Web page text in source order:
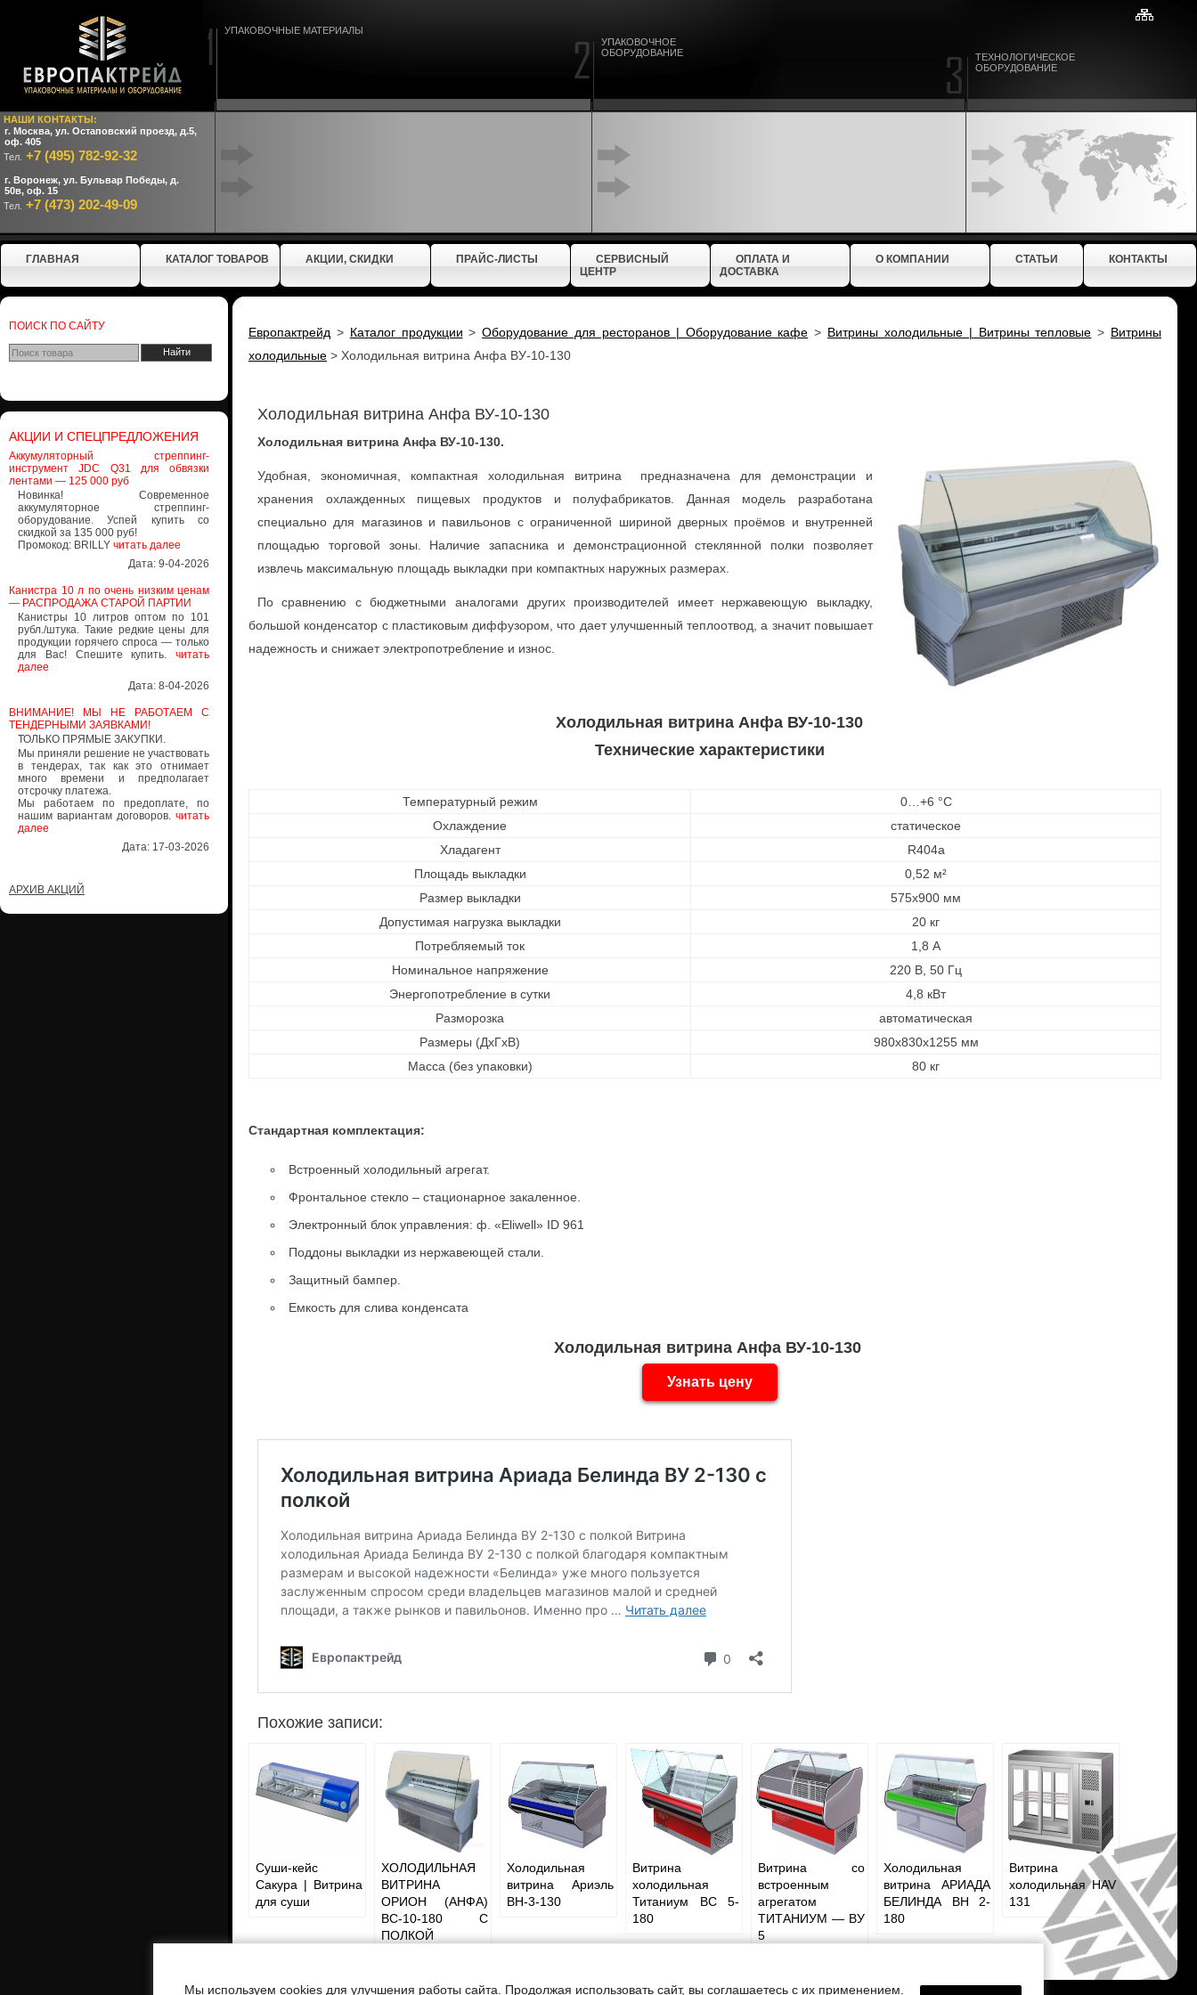
Мы используем cookies для улучшения работы сайта. Продолжая использовать сайт, вы соглашаетесь с их применением.
НАШИ КОНТАКТЫ:
г. Москва, ул. Остаповский проезд, д.5,
оф. 405
Тел. +7 (495) 782-92-32
г. Воронеж, ул. Бульвар Победы, д.
50в, оф. 15
Тел. +7 (473) 202-49-09
УПАКОВОЧНЫЕ МАТЕРИАЛЫ
УПАКОВОЧНОЕ
ОБОРУДОВАНИЕ
ТЕХНОЛОГИЧЕСКОЕ
ОБОРУДОВАНИЕ
ГЛАВНАЯ КАТАЛОГ ТОВАРОВ АКЦИИ, СКИДКИ ПРАЙС-ЛИСТЫ
СЕРВИСНЫЙ
ЦЕНТР
ОПЛАТА И
ДОСТАВКА
О КОМПАНИИ СТАТЬИ КОНТАКТЫ
ПОИСК ПО САЙТУ
АКЦИИ И СПЕЦПРЕДЛОЖЕНИЯ
Аккумуляторный стреппинг-
инструмент JDC Q31 для обвязки
лентами — 125 000 руб
Новинка! Современное
аккумуляторное стреппинг-
оборудование. Успей купить со
скидкой за 135 000 руб!
Промокод: BRILLY читать далее
Дата: 9-04-2026
Канистра 10 л по очень низким ценам
— РАСПРОДАЖА СТАРОЙ ПАРТИИ
Канистры 10 литров оптом по 101
рубл./штука. Такие редкие цены для
продукции горячего спроса — только
для Вас! Спешите купить. читать
далее
Дата: 8-04-2026
ВНИМАНИЕ! МЫ НЕ РАБОТАЕМ С
ТЕНДЕРНЫМИ ЗАЯВКАМИ!
ТОЛЬКО ПРЯМЫЕ ЗАКУПКИ.
Мы приняли решение не участвовать
в тендерах, так как это отнимает
много времени и предполагает
отсрочку платежа.
Мы работаем по предоплате, по
нашим вариантам договоров. читать
далее
Дата: 17-03-2026
АРХИВ АКЦИЙ
Европактрейд > Каталог продукции >Оборудование для ресторанов | Оборудование кафе > Витрины холодильные | Витрины тепловые > Витрины
холодильные > Холодильная витрина Анфа ВУ-10-130
Холодильная витрина Анфа ВУ-10-130
Холодильная витрина Анфа ВУ-10-130.
Удобная, экономичная, компактная холодильная витрина предназначена для демонстрации и
хранения охлажденных пищевых продуктов и полуфабрикатов. Данная модель разработана
специально для магазинов и павильонов с ограниченной шириной дверных проёмов и внутренней
площадью торговой зоны. Наличие запасника и демонстрационной стеклянной полки позволяет
извлечь максимальную площадь выкладки при компактных наружных размерах.
По сравнению с бюджетными аналогами других производителей имеет нержавеющую выкладку,
большой конденсатор с пластиковым диффузором, что дает улучшенный теплоотвод, а значит повышает
надежность и снижает электропотребление и износ.
Холодильная витрина Анфа ВУ-10-130
Технические характеристики
Температурный режим
0…+6 °C
Охлаждение
статическое
Хладагент
R404a
Площадь выкладки
0,52 м²
Размер выкладки
575х900 мм
Допустимая нагрузка выкладки
20 кг
Потребляемый ток
1,8 А
Номинальное напряжение
220 В, 50 Гц
Энергопотребление в сутки
4,8 кВт
Разморозка
автоматическая
Размеры (ДхГхВ)
980х830х1255 мм
Масса (без упаковки)
80 кг
Стандартная комплектация:
Встроенный холодильный агрегат.
Фронтальное стекло – стационарное закаленное.
Электронный блок управления: ф. «Eliwell» ID 961
Поддоны выкладки из нержавеющей стали.
Защитный бампер.
Емкость для слива конденсата
Холодильная витрина Анфа ВУ-10-130
Узнать цену
Похожие записи:
Суши-кейс
Сакура | Витрина
для суши
ХОЛОДИЛЬНАЯ
ВИТРИНА
ОРИОН (АНФА)
ВС-10-180 С
ПОЛКОЙ
Холодильная
витрина Ариэль
ВН-3-130
Витрина
холодильная
Титаниум ВС 5-
180
Витрина со
встроенным
агрегатом
ТИТАНИУМ — ВУ
5
Холодильная
витрина АРИАДА
БЕЛИНДА BН 2-
180
Витрина
холодильная HAV
131